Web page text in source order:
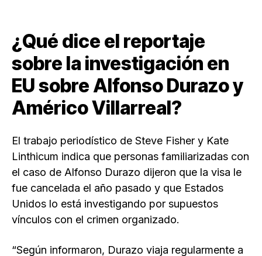
¿Qué dice el reportaje
sobre la investigación en
EU sobre Alfonso Durazo y
Américo Villarreal?
El trabajo periodístico de Steve Fisher y Kate
Linthicum indica que personas familiarizadas con
el caso de Alfonso Durazo dijeron que la visa le
fue cancelada el año pasado y que Estados
Unidos lo está investigando por supuestos
vínculos con el crimen organizado.
“Según informaron, Durazo viaja regularmente a